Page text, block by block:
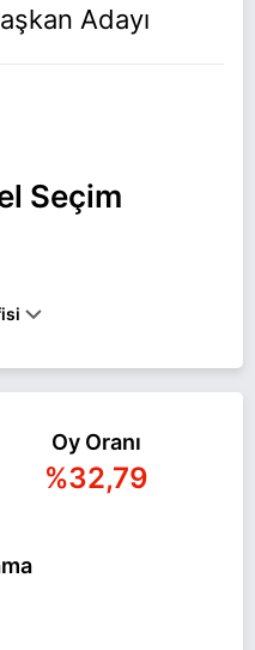
Adayı
Seçim
Mart 2024 yerel
Arpacı ile ilgili daha
Haberlerisayfamızı
Oy Oranı
%32,79